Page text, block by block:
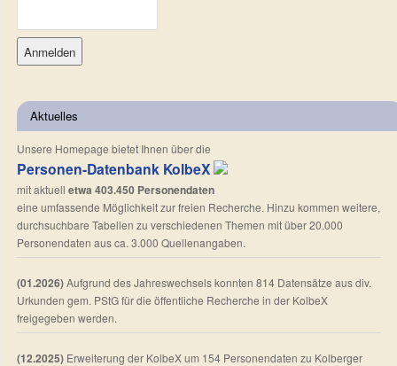
Aktuelles
Unsere Homepage bietet Ihnen über die
Personen-Datenbank KolbeX
mit aktuell etwa 403.450 Personendaten
eine umfassende Möglichkeit zur freien Recherche. Hinzu kommen weitere,
durchsuchbare Tabellen zu verschiedenen Themen mit über 20.000
Personendaten aus ca. 3.000 Quellenangaben.
(01.2026)Aufgrund des Jahreswechsels konnten 814 Datensätze aus div.
Urkunden gem. PStG für die öffentliche Recherche in der KolbeX
freigegeben werden.
(12.2025) Erweiterung der KolbeX um 154 Personendaten zu Kolberger